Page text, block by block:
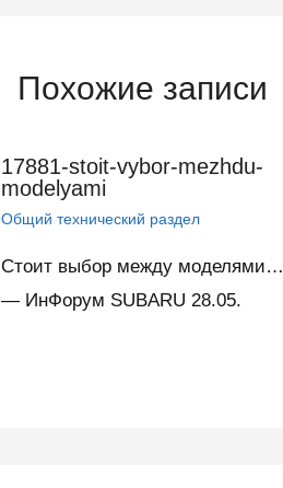
Похожие записи
17881-stoit-vybor-mezhdu-
modelyami
Общий технический раздел
Стоит выбор между моделями…
— ИнФорум SUBARU 28.05.